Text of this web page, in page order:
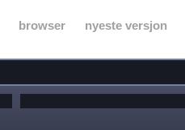
browser nyeste versjon